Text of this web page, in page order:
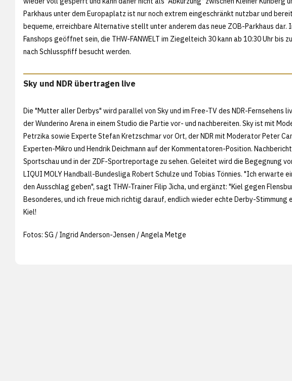
Parkhaus unter dem Europaplatz ist nur noch extrem eingeschränkt nutzbar und
bequeme, erreichbare Alternative stellt unter anderem das neue ZOB-Parkhaus dar.
Fanshops geöffnet sein, die THW-FANWELT im Ziegelteich 30 kann ab 10:30 Uhr bis
nach Schlusspfiff besucht werden.
Sky und NDR übertragen live
Die "Mutter aller Derbys" wird parallel von Sky und im Free-TV des NDR-Fernsehens
der Wunderino Arena in einem Studio die Partie vor- und nachbereiten. Sky ist mit
Petrzika sowie Experte Stefan Kretzschmar vor Ort, der NDR mit Moderator Peter
Experten-Mikro und Hendrik Deichmann auf der Kommentatoren-Position.
Sportschau und in der ZDF-Sportreportage zu sehen. Geleitet wird die Begegnung
LIQUI MOLY Handball-Bundesliga Robert Schulze und Tobias Tönnies. "Ich erwarte
den Ausschlag geben", sagt THW-Trainer Filip Jicha, und ergänzt: "Kiel gegen
Besonderes, und ich freue mich richtig darauf, endlich wieder echte Derby-Stimmung
Kiel!
Fotos: SG / Ingrid Anderson-Jensen / Angela Metge